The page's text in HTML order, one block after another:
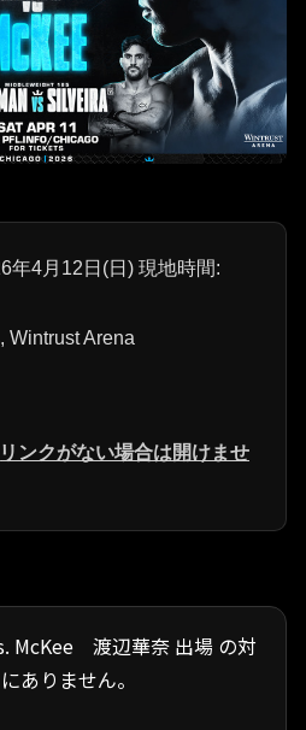
年4月12日(日) 現地時間:
Wintrust Arena
ンクがない場合は開けませ
McKee 渡辺華奈 出場 の対
ありません。